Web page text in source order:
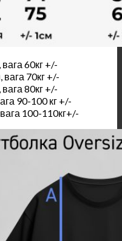
вага 60кг +/-
вага 70кг +/-
80кг +/-
90-100 кг +/-
100-110кг+/-